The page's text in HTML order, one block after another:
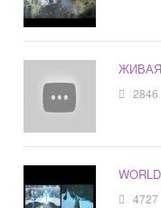
ЖИВАЯ
2846
4727